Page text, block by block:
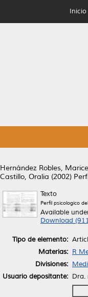
Inicio
Hernández Robles,
Castillo, Oralia (2002)
Texto
Perfil psicologico
Available
Download
Tipo de elemento:
Materias: R
Divisiones:
Usuario depositante: Dra.